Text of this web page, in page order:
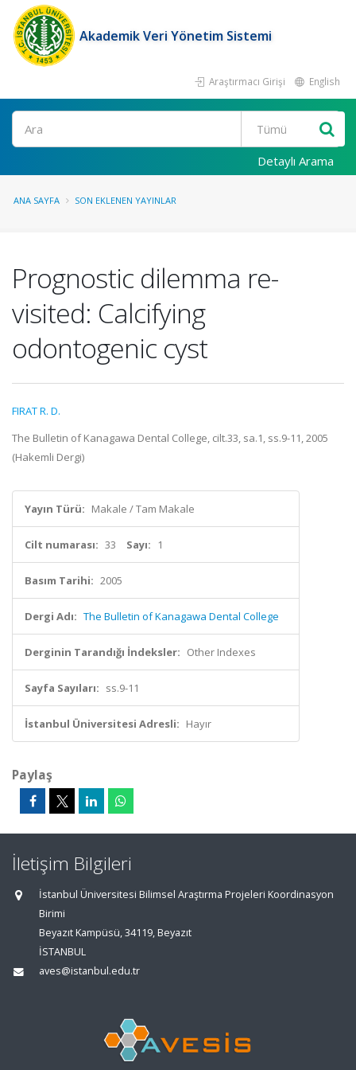
Akademik Veri Yönetim Sistemi
Araştırmacı Girişi English
Ara
Detaylı Arama
ANA SAYFA SON EKLENEN YAYINLAR
Prognostic dilemma re-
visited: Calcifying
odontogenic cyst
FIRAT R. D.
The Bulletin of Kanagawa Dental College, cilt.33, sa.1, ss.9-11, 2005
(Hakemli Dergi)
Yayın Türü: Makale / Tam Makale
Cilt numarası: 33 Sayı: 1
Basım Tarihi: 2005
Dergi Adı: The Bulletin of Kanagawa Dental College
Derginin Tarandığı İndeksler: Other Indexes
Sayfa Sayıları: ss.9-11
İstanbul Üniversitesi Adresli: Hayır
Paylaş
İletişim Bilgileri
İstanbul Üniversitesi Bilimsel Araştırma Projeleri Koordinasyon
Birimi
Beyazıt Kampüsü, 34119, Beyazıt
İSTANBUL
aves@istanbul.edu.tr